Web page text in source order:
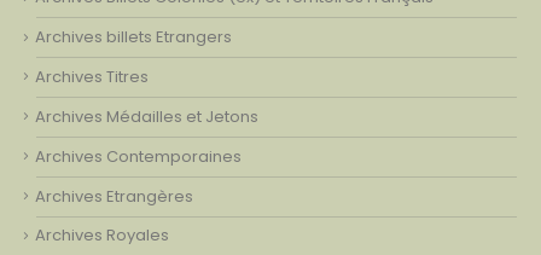
Archives billets Etrangers
Archives Titres
Archives Médailles et Jetons
Archives Contemporaines
Archives Etrangères
Archives Royales